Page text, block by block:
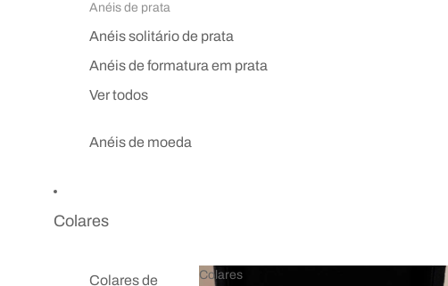
Anéis de prata
Anéis solitário de prata
Anéis de formatura em prata
Ver todos
Anéis de moeda
Colares
Colares de
Colares